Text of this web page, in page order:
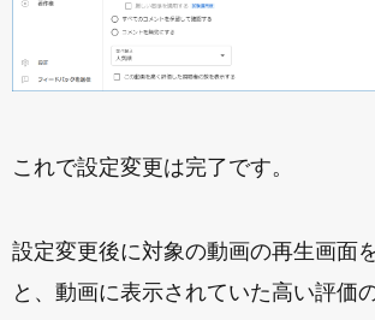
これで設定変更は完了です。
設定変更後に対象の動画の再生画面
と、動画に表示されていた高い評価